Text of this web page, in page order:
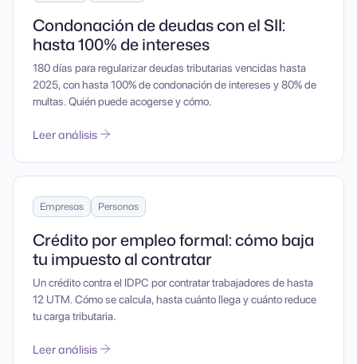
Condonación de deudas con el SII:
hasta 100% de intereses
180 días para regularizar deudas tributarias vencidas hasta
2025, con hasta 100% de condonación de intereses y 80% de
multas. Quién puede acogerse y cómo.
Leer análisis
Empresas Personas
Crédito por empleo formal: cómo baja
tu impuesto al contratar
Un crédito contra el IDPC por contratar trabajadores de hasta
12 UTM. Cómo se calcula, hasta cuánto llega y cuánto reduce
tu carga tributaria.
Leer análisis